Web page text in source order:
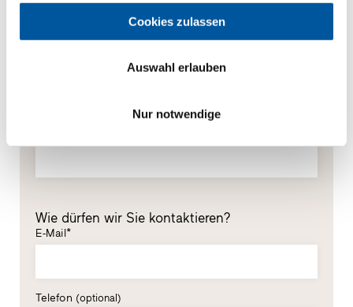
Cookies zulassen
Auswahl erlauben
Nur notwendige
*Pflichtfelder
Herr Frau
Wie dürfen wir Sie kontaktieren?
E-Mail*
Telefon (optional)